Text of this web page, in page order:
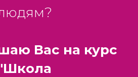
Вас на курс